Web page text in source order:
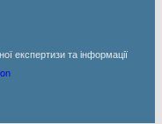
експертизи та інформації